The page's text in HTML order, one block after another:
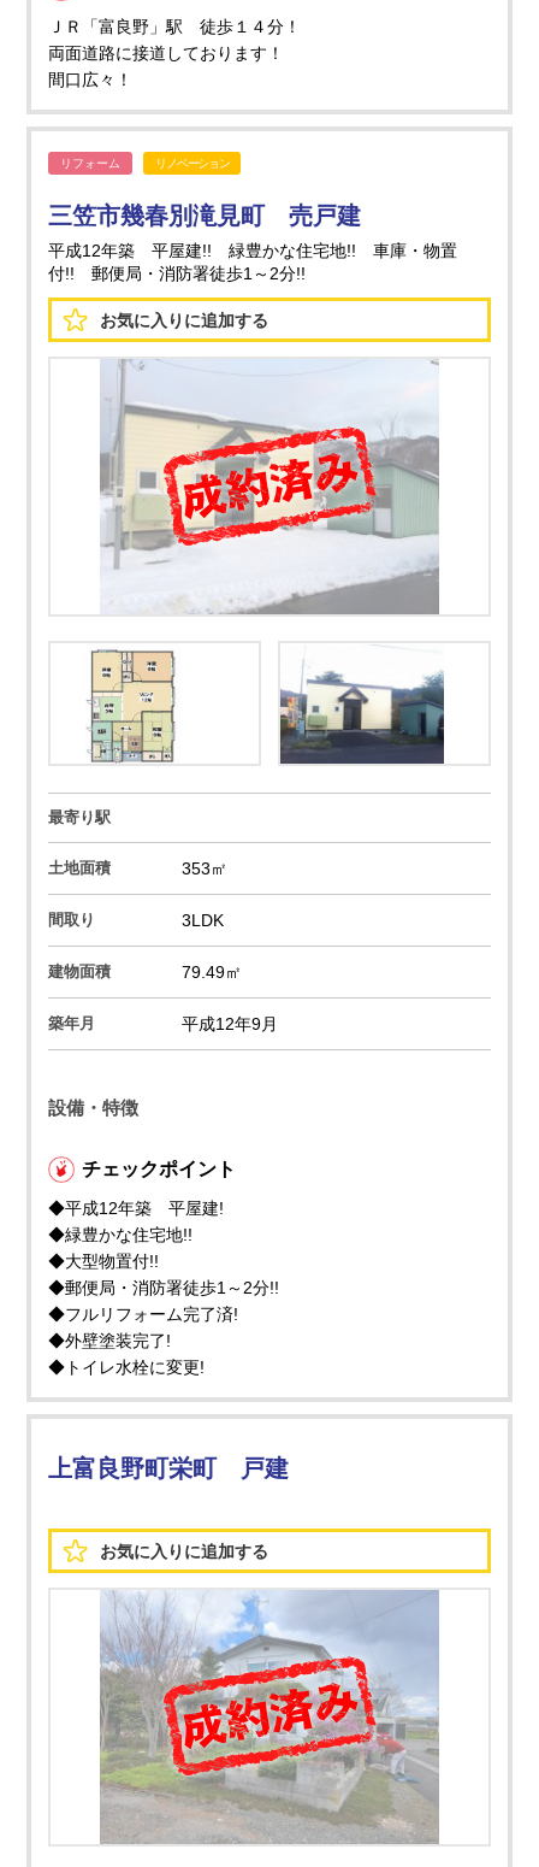
ＪＲ「富良野」駅 徒歩１４分！
両面道路に接道しております！
間口広々！
リフォーム リノベーション
三笠市幾春別滝見町 売戸建
平成12年築 平屋建!! 緑豊かな住宅地!! 車庫・物置
付!! 郵便局・消防署徒歩1～2分!!
お気に入りに追加する
最寄り駅
土地面積 353㎡
間取り 3LDK
建物面積 79.49㎡
築年月 平成12年9月
設備・特徴
チェックポイント
◆平成12年築 平屋建!
◆緑豊かな住宅地!!
◆大型物置付!!
◆郵便局・消防署徒歩1～2分!!
◆フルリフォーム完了済!
◆外壁塗装完了!
◆トイレ水栓に変更!
上富良野町栄町 戸建
お気に入りに追加する